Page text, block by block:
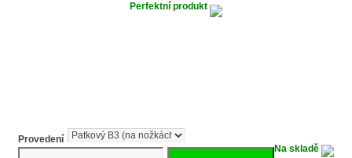
Perfektní produkt
Provedení
Na skladě